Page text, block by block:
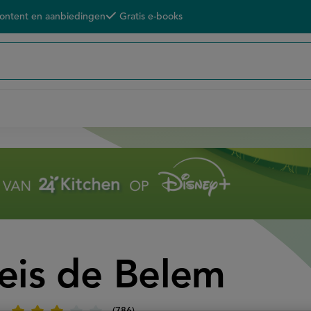
en aanbiedingen Gratis e-books
de Belem